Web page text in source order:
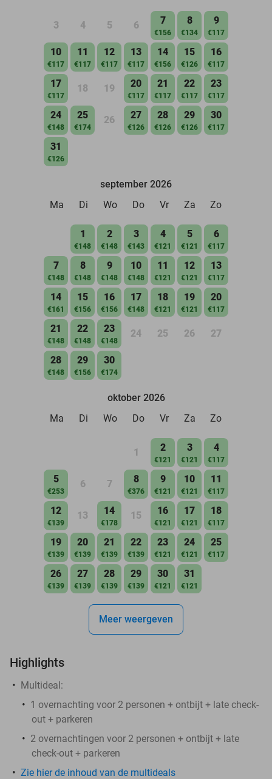
3 4 5 6 7
€156
8
€134
9
€117
10
€117
11
€117
12
€117
13
€117
14
€156
15
€126
16
€117
17
€117
18 19 20
€117
21
€117
22
€117
23
€117
24
€148
25
€174
26 27
€126
28
€126
29
€126
30
€117
31
€126
september 2026
Ma
Di Wo Do Vr Za Zo
1
€148
2
€148
3
€143
4
€121
5
€121
6
€117
7
€148
8
€148
9
€148
10
€148
11
€121
12
€121
13
€117
14
€161
15
€156
16
€156
17
€148
18
€121
19
€121
20
€117
21
€148
22
€148
23
€148
24 25 26 27
28
€148
29
€156
30
€174
oktober 2026
Ma
Di Wo Do Vr Za Zo
1 2
€121
3
€121
4
€117
5
€253
6 7 8
€376
9
€121
10
€121
11
€117
12
€139
13 14
€178
15 16
€121
17
€121
18
€117
19
€139
20
€139
21
€139
22
€139
23
€121
24
€121
25
€117
26
€139
27
€139
28
€139
29
€139
30
€121
31
€121
Meer weergeven
Highlights
Multideal:
1 overnachting voor 2 personen + ontbijt + late check-
out + parkeren
2 overnachtingen voor 2 personen + ontbijt + late
check-out + parkeren
Zie hier de inhoud van de multideals